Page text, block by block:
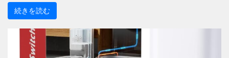
続きを読む